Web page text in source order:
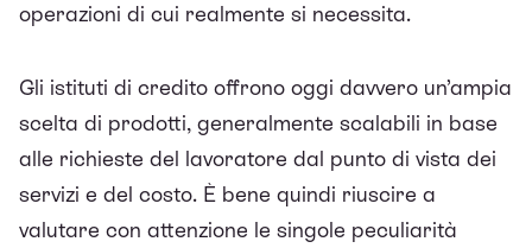
operazioni di cui realmente si necessita.
Gli istituti di credito offrono oggi davvero un’ampia
scelta di prodotti, generalmente scalabili in base
alle richieste del lavoratore dal punto di vista dei
servizi e del costo. È bene quindi riuscire a
valutare con attenzione le singole peculiarità